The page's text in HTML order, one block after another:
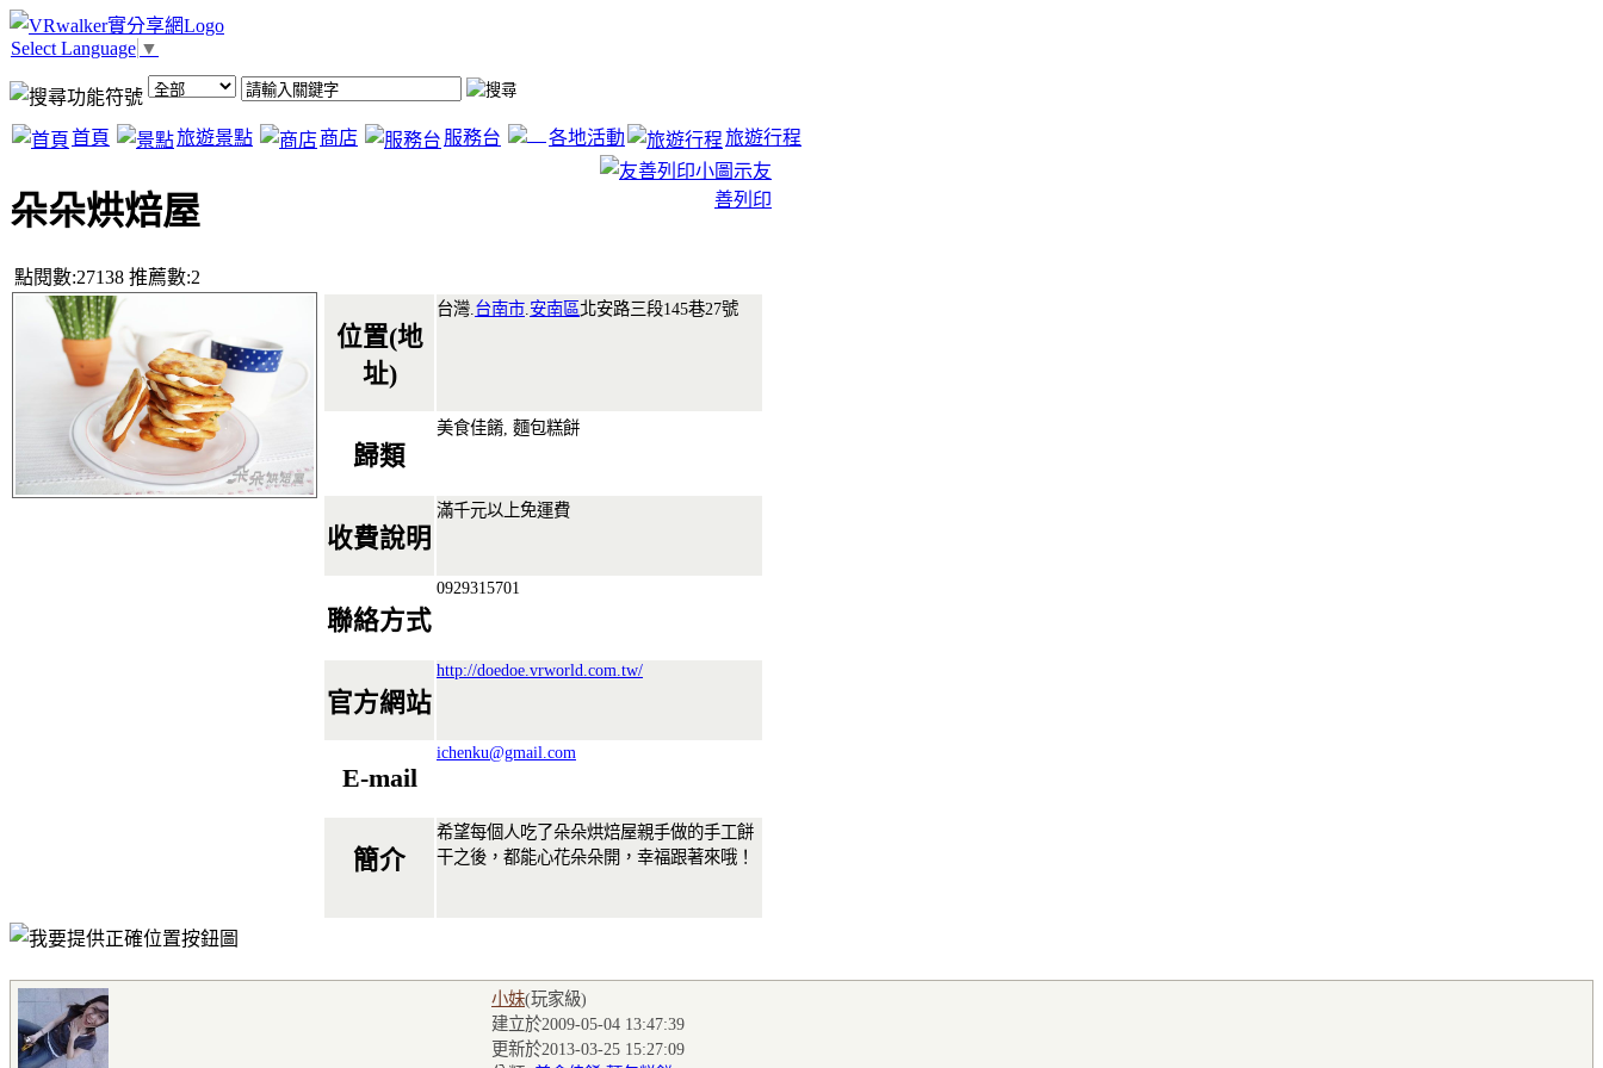
Select Language ▼
首頁 旅遊景點 商店 服務台 各地活動 旅遊行程
朵朵烘焙屋
點閱數:27138 推薦數:2
友
善列印
位置(地
址)
台灣. 台南市 安南區北安路三段145巷27號
歸類
美食佳餚, 麵包糕餅
收費說明
滿千元以上免運費
聯絡方式
0929315701
官方網站
http://doedoe.vrworld.com.tw/
E-mail
ichenku@gmail.com
簡介
希望每個人吃了朵朵烘焙屋親手做的手工餅
干之後，都能心花朵朵開，幸福跟著來哦！
小妹(玩家級)
建立於2009-05-04 13:47:39
更新於2013-03-25 15:27:09